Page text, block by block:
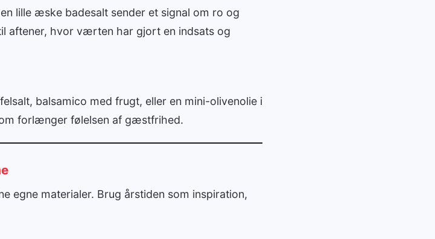
lille æske badesalt sender et signal om ro og
aftener, hvor værten har gjort en indsats og
balsamico med frugt, eller en mini-olivenolie i
forlænger følelsen af gæstfrihed.
egne materialer. Brug årstiden som inspiration,